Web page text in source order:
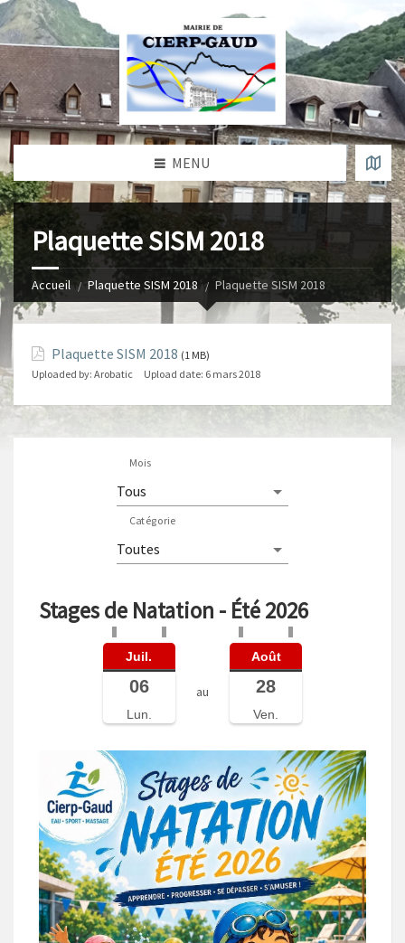
MENU
Plaquette SISM 2018
Accueil Plaquette SISM 2018 Plaquette SISM 2018
Plaquette SISM 2018 (1 MB)
Uploaded by: Arobatic Upload date: 6 mars 2018
Mois
Catégorie
Stages de Natation - Été 2026
Juil.
06
Lun.
au
Août
28
Ven.